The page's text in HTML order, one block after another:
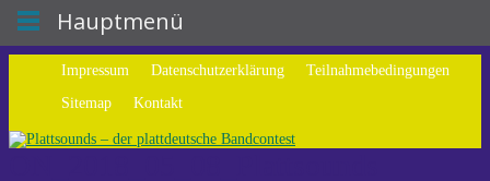
Impressum Datenschutzerklärung
Teilnahmebedingungen
Sitemap
Kontakt
Hauptmenü